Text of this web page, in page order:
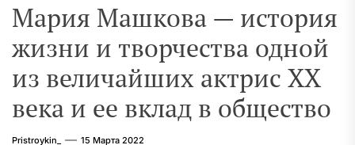
Мария Машкова — история
жизни и творчества одной
из величайших актрис XX
века и ее вклад в общество
Pristroykin_ 15 Марта 2022